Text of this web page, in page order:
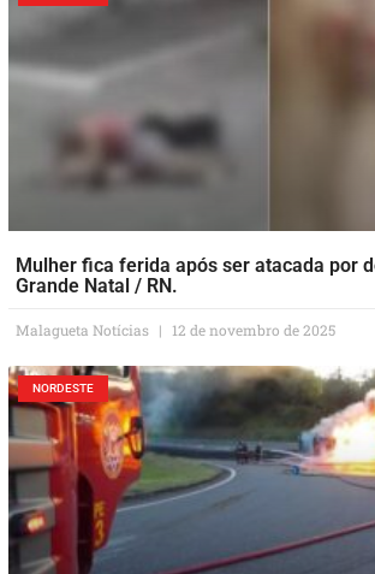
Mulher fica ferida após ser atacada por
Grande Natal / RN.
Malagueta Notícias 12 de novembro de 2025
NORDESTE